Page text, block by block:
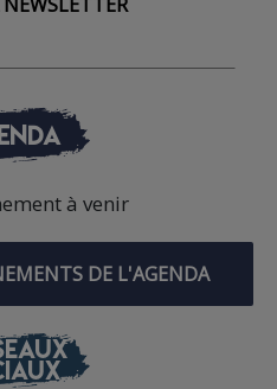
à venir
DE L'AGENDA